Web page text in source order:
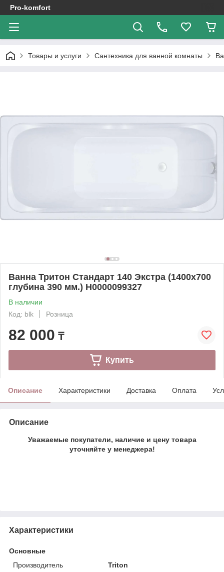
Pro-komfort
Товары и услуги Сантехника для ванной комнаты
Ванна Тритон Стандарт 140 Экстра (1400х700
глубина 390 мм.) Н0000099327
В наличии
Код: blk
Розница
82 000 ₸
Купить
Описание Характеристики Доставка Оплата
Описание
Уважаемые покупатели, наличие и цену товара
уточняйте у менеджера!
Характеристики
Основные
Производитель
Triton